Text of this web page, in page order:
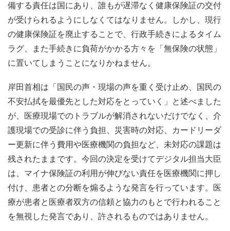
備する責任は国にあり、誰もが遅滞なく健康保険証の交付
が受けられるようにしなくてはなりません。しかし、現行
の健康保険証を廃止することで、行政手続きによるタイム
ラグ、また手続きに負荷がかかる方々を「無保険の状態」
に置いてしまうことになりかねません。
岸田首相は「国民の声・現場の声を重く受け止め、国民の
不安払拭を最優先とした対応をとっていく」と述べました
が、医療現場でのトラブルが解消されないだけでなく、介
護現場での受診に伴う負担、災害時の対応、カードリーダ
ー更新に伴う費用や医療機関の負担など、未対応の課題は
残されたままです。今回の決定を受けてデジタル担当大臣
は、マイナ保険証の利用が伸びない責任を医療機関に押し
付け、患者との分断を煽るような発言を行っています。医
療が患者と医療者双方の信頼と協力のもとで行われること
を無視した発言であり、許されるものではありません。